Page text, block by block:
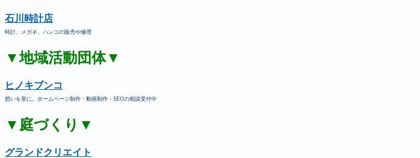
石川時計店
時計、メガネ、ハンコの販売や修理
▼地域活動団体▼
ヒノキブンコ
想いを形に。ホームページ制作・動画制作・SEOの相談受付中
▼庭づくり▼
グランドクリエイト